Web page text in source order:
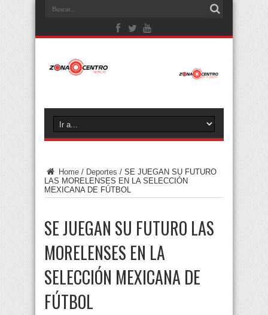
Home / Deportes / SE JUEGAN SU FUTURO
LAS MORELENSES EN LA SELECCIÓN
MEXICANA DE FÚTBOL
SE JUEGAN SU FUTURO LAS
MORELENSES EN LA
SELECCIÓN MEXICANA DE
FÚTBOL